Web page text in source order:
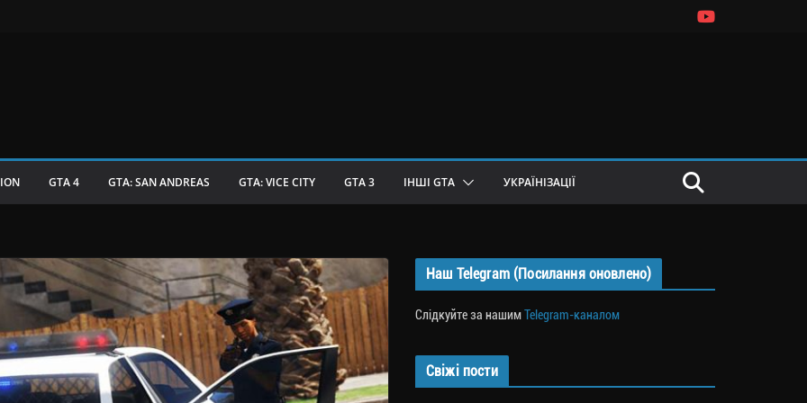
GTA 4 GTA: SAN ANDREAS GTA: VICE CITY GTA 3 ІНШІ GTA УКРАЇНІЗАЦІЇ
Наш Telegram (Посилання оновлено)
Слідкуйте за нашимTelegram-каналом
Свіжі пости